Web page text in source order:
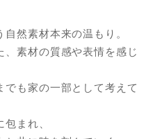
然素材本来の温もり。
、素材の質感や表情を感じ
でも家の一部として考えて
まれ、